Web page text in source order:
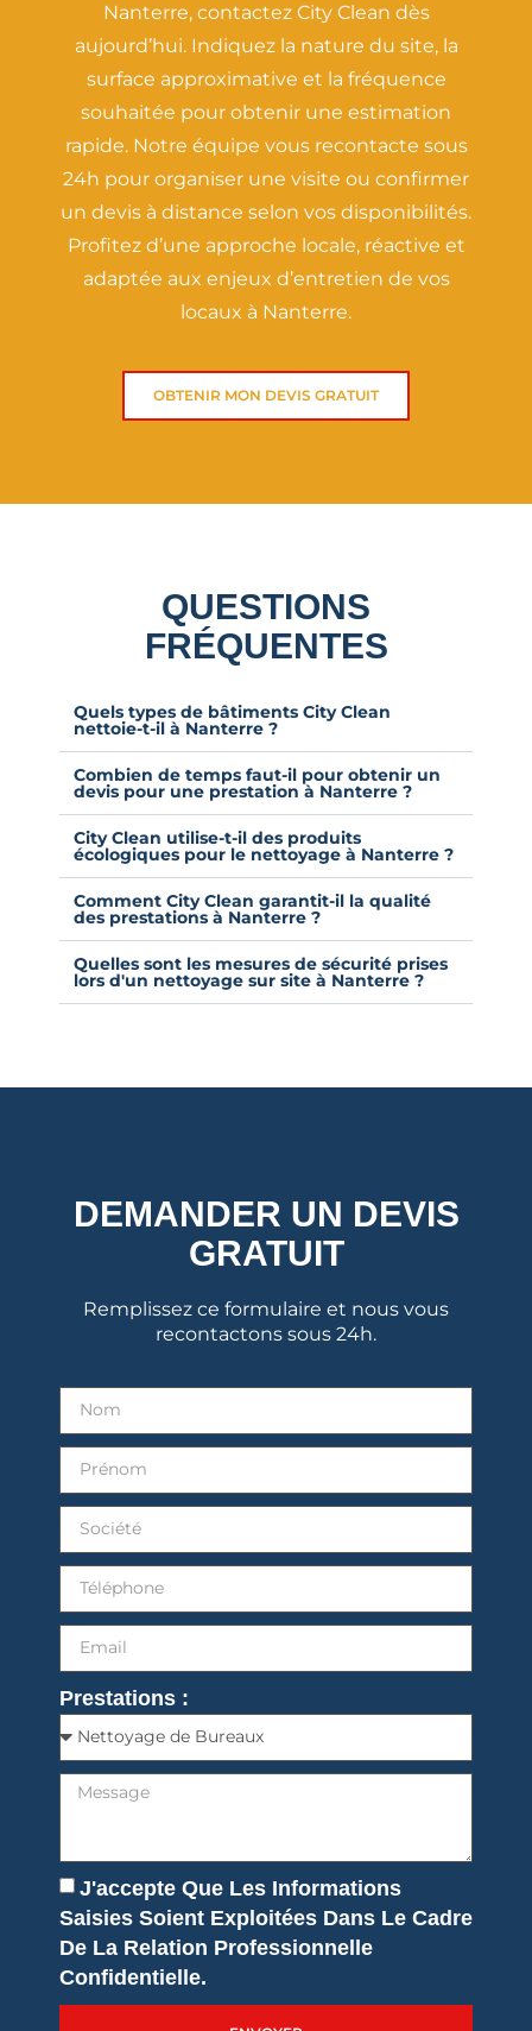
Nanterre, contactez City Clean dès
aujourd’hui. Indiquez la nature du site, la
surface approximative et la fréquence
souhaitée pour obtenir une estimation
rapide. Notre équipe vous recontacte sous
24h pour organiser une visite ou confirmer
un devis à distance selon vos disponibilités.
Profitez d’une approche locale, réactive et
adaptée aux enjeux d’entretien de vos
locaux à Nanterre.
OBTENIR MON DEVIS GRATUIT
QUESTIONS
FRÉQUENTES
Quels types de bâtiments City Clean
nettoie-t-il à Nanterre ?
Combien de temps faut-il pour obtenir un
devis pour une prestation à Nanterre ?
City Clean utilise-t-il des produits
écologiques pour le nettoyage à Nanterre ?
Comment City Clean garantit-il la qualité
des prestations à Nanterre ?
Quelles sont les mesures de sécurité prises
lors d'un nettoyage sur site à Nanterre ?
DEMANDER UN DEVIS
GRATUIT
Remplissez ce formulaire et nous vous
recontactons sous 24h.
Prestations :
J'accepte Que Les Informations
Saisies Soient Exploitées Dans Le Cadre
De La Relation Professionnelle
Confidentielle.